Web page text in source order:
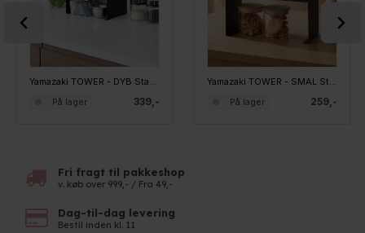
Yamazaki TOWER - DYB Stabelbar køkkenhylde - SORT
339,-
På lager
Yamazaki TOWER - SMAL Stabelbar køkkenhylde - SORT
259,-
På lager
Fri fragt til pakkeshop
v. køb over 999,- / Fra 49,-
Dag-til-dag levering
Bestil inden kl. 11